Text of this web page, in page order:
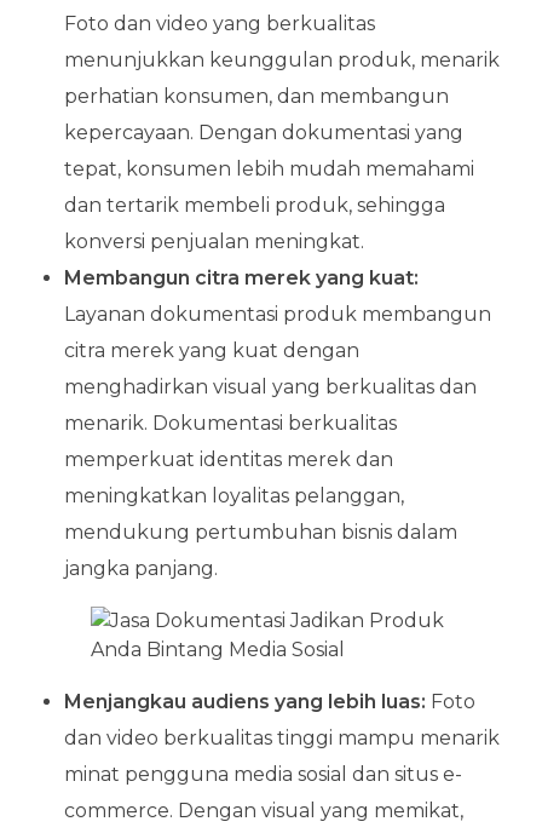
Foto dan video yang berkualitas
menunjukkan keunggulan produk, menarik
perhatian konsumen, dan membangun
kepercayaan. Dengan dokumentasi yang
tepat, konsumen lebih mudah memahami
dan tertarik membeli produk, sehingga
konversi penjualan meningkat.
Membangun citra merek yang kuat:
Layanan dokumentasi produk membangun
citra merek yang kuat dengan
menghadirkan visual yang berkualitas dan
menarik. Dokumentasi berkualitas
memperkuat identitas merek dan
meningkatkan loyalitas pelanggan,
mendukung pertumbuhan bisnis dalam
jangka panjang.
Menjangkau audiens yang lebih luas: Foto
dan video berkualitas tinggi mampu menarik
minat pengguna media sosial dan situs e-
commerce. Dengan visual yang memikat,